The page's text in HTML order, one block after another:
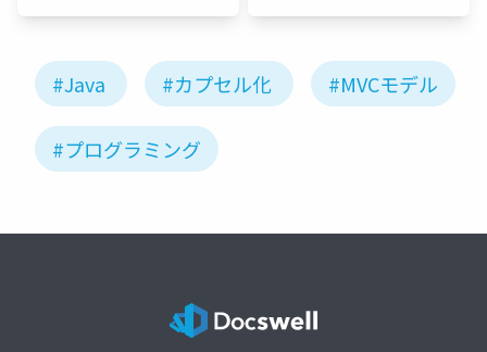
#Java #カプセル化 #MVCモデル
#プログラミング